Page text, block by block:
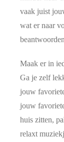
vaak juist
wat er naar
Maak er in
Ga je zelf
jouw
jouw
huis zitten,
relaxt